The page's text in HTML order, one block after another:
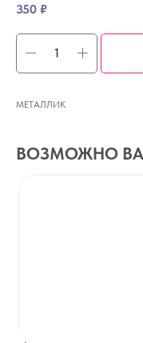
350 ₽
МЕТАЛЛИК
ВОЗМОЖНО